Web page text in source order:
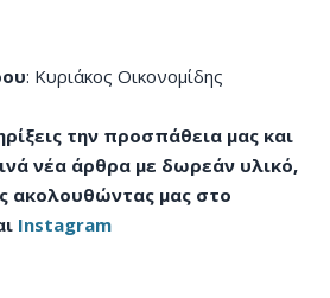
: Κυριάκος Οικονομίδης
την προσπάθεια μας και
νέα άρθρα με δωρεάν υλικό,
ακολουθώντας μας στο
Instagram